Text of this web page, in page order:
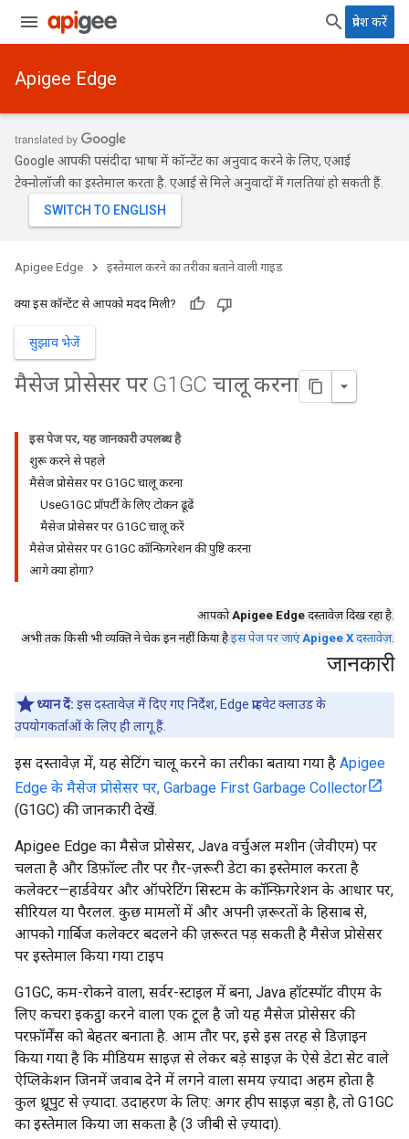
प्रवेश करें
Apigee Edge
Google आपकी पसंदीदा भाषा में कॉन्टेंट का अनुवाद करने के लिए, एआई
टेक्नोलॉजी का इस्तेमाल करता है. एआई से मिले अनुवादों में गलतियां हो सकती हैं.
Apigee Edge इस्तेमाल करने का तरीका बताने वाली गाइड
क्या इस कॉन्टेंट से आपको मदद मिली?
सुझाव भेजें
मैसेज प्रोसेसर पर G1GC चालू करना
इस पेज पर, यह जानकारी उपलब्ध है
शुरू करने से पहले
मैसेज प्रोसेसर पर G1GC चालू करना
UseG1GC प्रॉपर्टी के लिए टोकन ढूंढें
मैसेज प्रोसेसर पर G1GC चालू करें
मैसेज प्रोसेसर पर G1GC कॉन्फ़िगरेशन की पुष्टि करना
आगे क्या होगा?
आपकोApigee Edge दस्तावेज़ दिख रहा है.
अभी तक किसी भी व्यक्ति ने चेक इन नहीं किया हैइस पेज पर जाएंApigee X दस्तावेज़.
जानकारी
ध्यान दें: इस दस्तावेज़ में दिए गए निर्देश, Edge प्राइवेट क्लाउड के
उपयोगकर्ताओं के लिए ही लागू हैं.
इस दस्तावेज़ में, यह सेटिंग चालू करने का तरीका बताया गया है Apigee
Edge के मैसेज प्रोसेसर पर, Garbage First Garbage Collector
(G1GC) की जानकारी देखें.
Apigee Edge का मैसेज प्रोसेसर, Java वर्चुअल मशीन (जेवीएम) पर
चलता है और डिफ़ॉल्ट तौर पर गै़र-ज़रूरी डेटा का इस्तेमाल करता है
कलेक्टर—हार्डवेयर और ऑपरेटिंग सिस्टम के कॉन्फ़िगरेशन के आधार पर,
सीरियल या पैरलल. कुछ मामलों में और अपनी ज़रूरतों के हिसाब से,
आपको गार्बिज कलेक्टर बदलने की ज़रूरत पड़ सकती है मैसेज प्रोसेसर
पर इस्तेमाल किया गया टाइप
G1GC, कम-रोकने वाला, सर्वर-स्टाइल में बना, Java हॉटस्पॉट वीएम के
लिए कचरा इकट्ठा करने वाला एक टूल है जो यह मैसेज प्रोसेसर की
परफ़ॉर्मेंस को बेहतर बनाता है. आम तौर पर, इसे इस तरह से डिज़ाइन
किया गया है कि मीडियम साइज़ से लेकर बड़े साइज़ के ऐसे डेटा सेट वाले
ऐप्लिकेशन जिनमें जवाब देने में लगने वाला समय ज़्यादा अहम होता है
कुल थ्रूपुट से ज़्यादा. उदाहरण के लिए: अगर हीप साइज़ बड़ा है, तो G1GC
का इस्तेमाल किया जा सकता है (3 जीबी से ज़्यादा).